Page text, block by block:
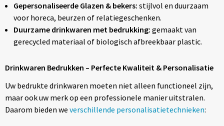
Gepersonaliseerde Glazen & bekers: stijlvol en duurzaam
voor horeca, beurzen of relatiegeschenken.
Duurzame drinkwaren met bedrukking: gemaakt van
gerecycled materiaal of biologisch afbreekbaar plastic.
Drinkwaren Bedrukken – Perfecte Kwaliteit & Personalisatie
Uw bedrukte drinkwaren moeten niet alleen functioneel zijn,
maar ook uw merk op een professionele manier uitstralen.
Daarom bieden we verschillende personalisatietechnieken: